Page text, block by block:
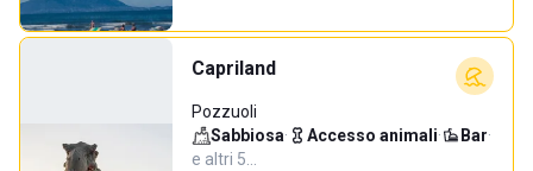
Capriland
Pozzuoli
Sabbiosa· Accesso animali· Bar·
e altri 5…